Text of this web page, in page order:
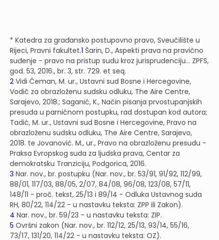
* Katedra za građansko postupovno pravo, Sveučilište u
Rijeci, Pravni fakultet.1 Šarin, D., Aspekti prava na pravično
suđenje - pravo na pristup sudu kroz jurisprudenciju... ZPFS,
god. 53, 2016., br. 3, str. 729. et seq.
2 Vidi Ćeman, M. ur., Ustavni sud Bosne i Hercegovine,
Vodič za obrazloženu sudsku odluku, The Aire Centre,
Sarajevo, 2018.; Saganić, K., Način pisanja prvostupanjskih
presuda u parničnom postupku, rad dostupan kod autora;
Tadić, M. ur., Ustavni sud Bosne i Hercegovine, Pravo na
obrazloženu sudsku odluku, The Aire Centre, Sarajevo,
2018. te Jovanović. M., ur., Pravo na obrazloženu presudu -
Praksa Evropskog suda za ljudska prava, Centar za
demokratsku Tranziciju, Podgorica, 2016.
3 Nar. nov., br. postupku (Nar. nov., br. 53/91, 91/92, 112/99,
88/01, 117/03, 88/05, 2/07, 84/08, 96/08, 123/08, 57/11,
148/11 - proč. tekst, 25/13 i 89/14 - Odluka Ustavnog suda
RH, 80/22, 114/22 - u nastavku teksta: ZPP ili Zakon).
4 Nar. nov., br. 59/23 - u nastavku teksta: ZIP.
5 Ovršni zakon (Nar. nov., br. 112/12, 25/13, 93/14, 55/16,
73/17, 131/20, 114/22 - u nastavku teksta: OZ).